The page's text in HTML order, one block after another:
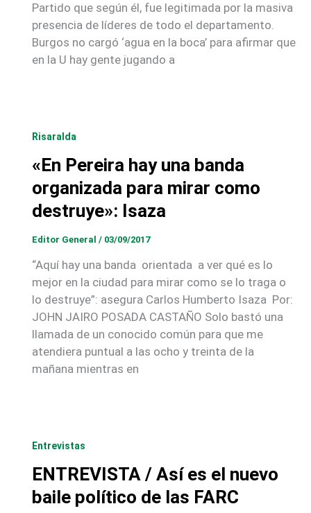
Partido que según él, fue legitimada por la masiva
presencia de líderes de todo el departamento.
Burgos no cargó ‘agua en la boca’ para afirmar que
en la U hay gente jugando a
Risaralda
«En Pereira hay una banda
organizada para mirar como
destruye»: Isaza
Editor General / 03/09/2017
“Aquí hay una banda orientada a ver qué es lo
mejor en la ciudad para mirar como se lo traga o
lo destruye”: asegura Carlos Humberto Isaza Por:
JOHN JAIRO POSADA CASTAÑO Solo bastó una
llamada de un conocido común para que me
atendiera puntual a las ocho y treinta de la
mañana mientras en
Entrevistas
ENTREVISTA / Así es el nuevo
baile político de las FARC